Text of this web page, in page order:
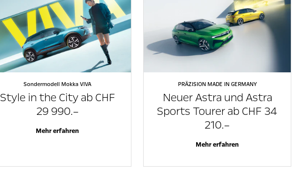
Sondermodell Mokka VIVA
Style in the City ab CHF
29 990.–
Mehr erfahren
PRÄZISION MADE IN GERMANY
Neuer Astra und Astra
Sports Tourer ab CHF 34
210.–
Mehr erfahren